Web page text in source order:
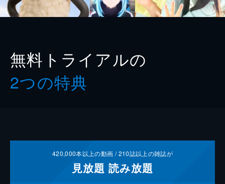
無料トライアルの
2つの特典
420,000本以上の動画 /210誌以上の雑誌が
見放題 読み放題